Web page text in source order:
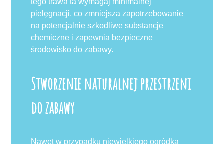
tego trawa ta wymagaj minimalnej
pielęgnacji, co zmniejsza zapotrzebowanie
na potencjalnie szkodliwe substancje
chemiczne i zapewnia bezpieczne
środowisko do zabawy.
Stworzenie naturalnej przestrzeni
do zabawy
Nawet w przypadku niewielkiego ogródka